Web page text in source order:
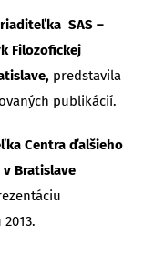
riaditeľka SAS –
Filozofickej
predstavila
publikácií.
Centra ďalšieho
Bratislave